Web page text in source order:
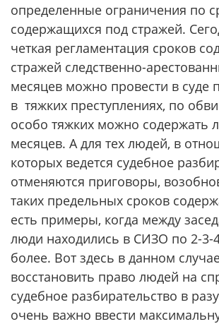
определенные ограничения по
содержащихся под стражей.
четкая регламентация сроков
стражей следственно-
месяцев можно провести в суде
в тяжких преступлениях, по
особо тяжких можно содержать
месяцев. А для тех людей, в
которых ведется судебное
отменяются приговоры,
таких предельных сроков
есть примеры, когда между
люди находились в СИЗО по 2-3-
более. Вот здесь в данном
восстановить право людей на
судебное разбирательство в
очень важно ввести